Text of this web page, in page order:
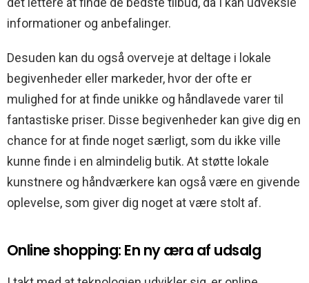
informationer og anbefalinger.
Desuden kan du også overveje at deltage i lokale
begivenheder eller markeder, hvor der ofte er
mulighed for at finde unikke og håndlavede varer til
fantastiske priser. Disse begivenheder kan give dig en
chance for at finde noget særligt, som du ikke ville
kunne finde i en almindelig butik. At støtte lokale
kunstnere og håndværkere kan også være en givende
oplevelse, som giver dig noget at være stolt af.
Online shopping: En ny æra af udsalg